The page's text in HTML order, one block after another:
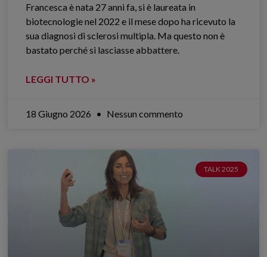
Francesca è nata 27 anni fa, si è laureata in
biotecnologie nel 2022 e il mese dopo ha ricevuto la
sua diagnosi di sclerosi multipla. Ma questo non è
bastato perché si lasciasse abbattere.
LEGGI TUTTO »
18 Giugno 2026 Nessun commento
TALK 2025